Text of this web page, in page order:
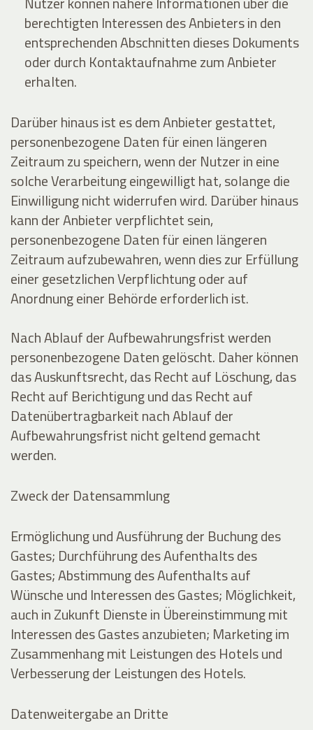
berechtigten Interessen des Anbieters in den
entsprechenden Abschnitten dieses Dokuments
oder durch Kontaktaufnahme zum Anbieter
erhalten.
Darüber hinaus ist es dem Anbieter gestattet,
personenbezogene Daten für einen längeren
Zeitraum zu speichern, wenn der Nutzer in eine
solche Verarbeitung eingewilligt hat, solange die
Einwilligung nicht widerrufen wird. Darüber hinaus
kann der Anbieter verpflichtet sein,
personenbezogene Daten für einen längeren
Zeitraum aufzubewahren, wenn dies zur Erfüllung
einer gesetzlichen Verpflichtung oder auf
Anordnung einer Behörde erforderlich ist.
Nach Ablauf der Aufbewahrungsfrist werden
personenbezogene Daten gelöscht. Daher können
das Auskunftsrecht, das Recht auf Löschung, das
Recht auf Berichtigung und das Recht auf
Datenübertragbarkeit nach Ablauf der
Aufbewahrungsfrist nicht geltend gemacht
werden.
Zweck der Datensammlung
Ermöglichung und Ausführung der Buchung des
Gastes; Durchführung des Aufenthalts des
Gastes; Abstimmung des Aufenthalts auf
Wünsche und Interessen des Gastes; Möglichkeit,
auch in Zukunft Dienste in Übereinstimmung mit
Interessen des Gastes anzubieten; Marketing im
Zusammenhang mit Leistungen des Hotels und
Verbesserung der Leistungen des Hotels.
Datenweitergabe an Dritte